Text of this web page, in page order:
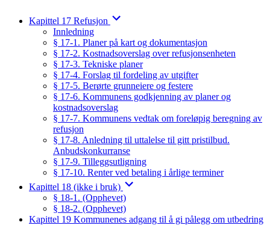
Kapittel 17 Refusjon
Innledning
§ 17-1. Planer på kart og dokumentasjon
§ 17-2. Kostnadsoverslag over refusjonsenheten
§ 17-3. Tekniske planer
§ 17-4. Forslag til fordeling av utgifter
§ 17-5. Berørte grunneiere og festere
§ 17-6. Kommunens godkjenning av planer og
kostnadsoverslag
§ 17-7. Kommunens vedtak om foreløpig beregning av
refusjon
§ 17-8. Anledning til uttalelse til gitt pristilbud.
Anbudskonkurranse
§ 17-9. Tilleggsutligning
§ 17-10. Renter ved betaling i årlige terminer
Kapittel 18 (ikke i bruk)
§ 18-1. (Opphevet)
§ 18-2. (Opphevet)
Kapittel 19 Kommunenes adgang til å gi pålegg om utbedring